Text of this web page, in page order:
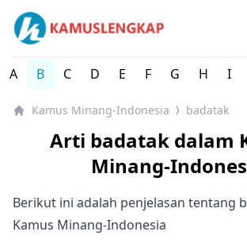
Kamus Lengkap Minang-Indonesia -
A B C D E F G H I
Kamus Minang-Indonesia ⟩ badatak
Arti badatak dalam
Minang-
Berikut ini adalah penjelasan tentang
Kamus Minang-Indonesia